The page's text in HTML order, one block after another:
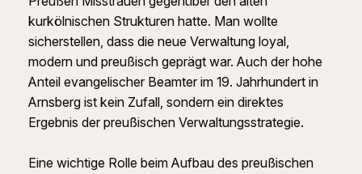
kurkölnischen Strukturen hatte. Man wollte
sicherstellen, dass die neue Verwaltung loyal,
modern und preußisch geprägt war. Auch der hohe
Anteil evangelischer Beamter im 19. Jahrhundert in
Arnsberg ist kein Zufall, sondern ein direktes
Ergebnis der preußischen Verwaltungsstrategie.
Eine wichtige Rolle beim Aufbau des preußischen